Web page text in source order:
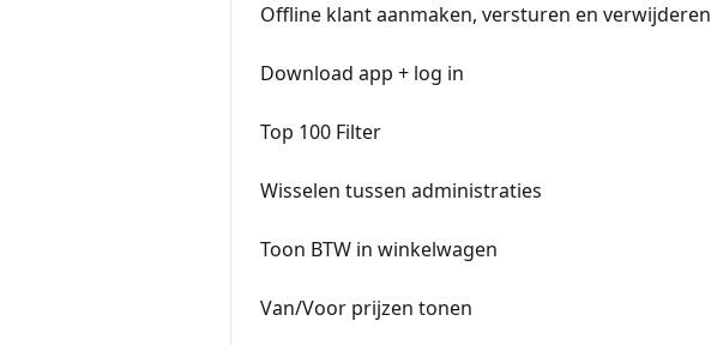
Offline klant aanmaken, versturen en verwijderen
Download app + log in
Top 100 Filter
Wisselen tussen administraties
Toon BTW in winkelwagen
Van/Voor prijzen tonen